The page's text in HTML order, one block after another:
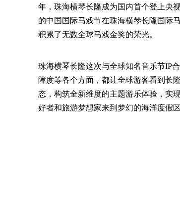
年，珠海横琴长隆成为国内首个登上央
的中国国际马戏节在珠海横琴长隆国际
积累了无数全球马戏金奖的荣光。
珠海横琴长隆这次与全球知名音乐节IP
障度等各个方面，都让全球游客看到长
态，构筑全新维度的主题游乐体验，实
好者和旅游梦想家来到梦幻的海洋度假